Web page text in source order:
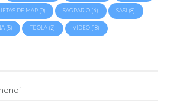
DE MAR(9) SAGRARIO (4) SASI (8)
(5) TÍJOLA (2) VIDEO (18)